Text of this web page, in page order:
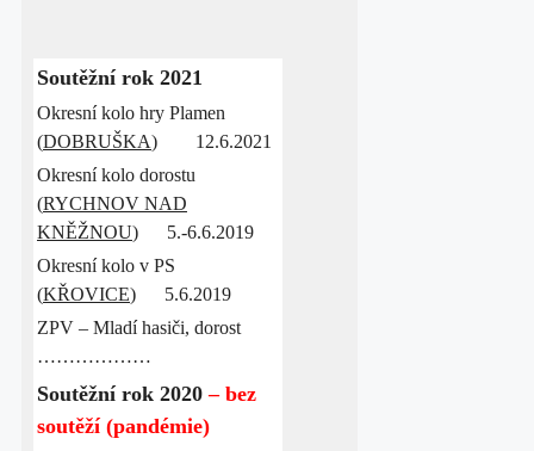
Soutěžní rok 2021
Okresní kolo hry Plamen
(DOBRUŠKA) 12.6.2021
Okresní kolo dorostu
(RYCHNOV NAD
KNĚŽNOU) 5.-6.6.2019
Okresní kolo v PS
(KŘOVICE) 5.6.2019
ZPV – Mladí hasiči, dorost
………………
Soutěžní rok 2020– bez
soutěží (pandémie)